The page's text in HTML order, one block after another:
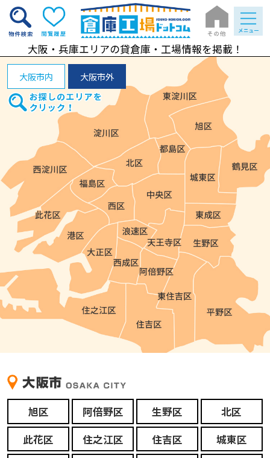
大阪・兵庫エリアの貸倉庫・工場情報を掲載！
大阪市内 大阪市外
旭区 阿倍野区 生野区
北区
此花区
住之江区 住吉区
城東区